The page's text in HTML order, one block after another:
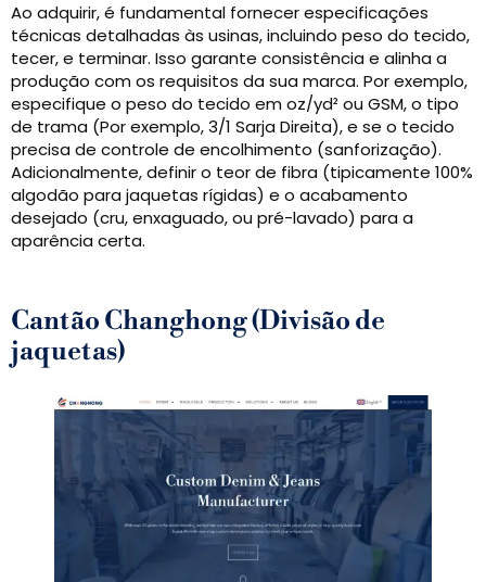
Ao adquirir, é fundamental fornecer especificações
técnicas detalhadas às usinas, incluindo peso do tecido,
tecer, e terminar. Isso garante consistência e alinha a
produção com os requisitos da sua marca. Por exemplo,
especifique o peso do tecido em oz/yd² ou GSM, o tipo
de trama (Por exemplo, 3/1 Sarja Direita), e se o tecido
precisa de controle de encolhimento (sanforização).
Adicionalmente, definir o teor de fibra (tipicamente 100%
algodão para jaquetas rígidas) e o acabamento
desejado (cru, enxaguado, ou pré-lavado) para a
aparência certa.
Cantão Changhong (Divisão de
jaquetas)